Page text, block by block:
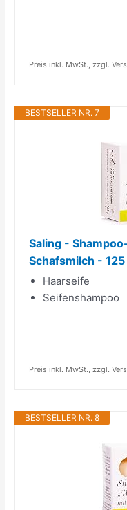
Preis inkl. MwSt., zzgl.
BESTSELLER NR. 7
Saling -
Schafsmilch - 125
Haarseife
Seifenshampoo
Preis inkl. MwSt., zzgl.
BESTSELLER NR. 8